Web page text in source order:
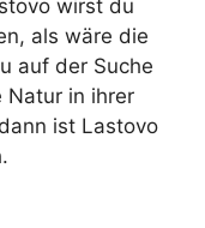
wirst du
als wäre die
auf der Suche
Natur in ihrer
ist Lastovo